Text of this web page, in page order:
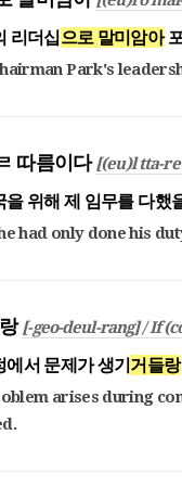
리더십으로 말미암아
Park's
따름이다[(eu)l tta-
을 위해 제 임무를 다했
had only done his
[-geo-deul-rang] / If
에서 문제가 생기거들랑
arises during